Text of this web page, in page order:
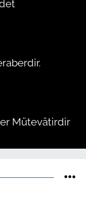
Mütevâtirdir